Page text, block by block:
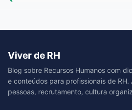
Viver de RH
Blog sobre Recursos Humanos com
e conteúdos para profissionais de
pessoas, recrutamento, cultura